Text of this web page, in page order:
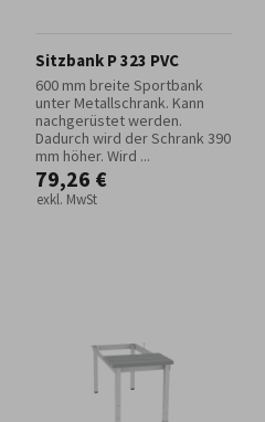
Sitzbank P 323 PVC
600 mm breite Sportbank
unter Metallschrank. Kann
nachgerüstet werden.
Dadurch wird der Schrank 390
mm höher. Wird ...
79,26 €
exkl. MwSt